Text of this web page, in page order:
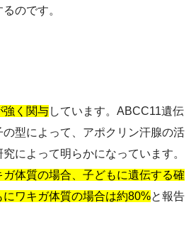
のです。
強く関与しています。ABCC11遺伝
型によって、アポクリン汗腺の活
によって明らかになっています。
体質の場合、子どもに遺伝する確
にワキガ体質の場合は約80%と報告